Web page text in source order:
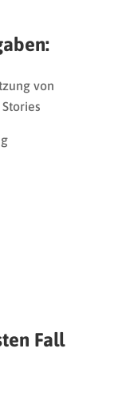
von
Fall